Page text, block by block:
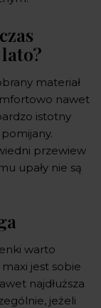
materiał
nawet
istotny
przewiew
upały nie są
warto
jest sobie
najdłuższa
jeżeli